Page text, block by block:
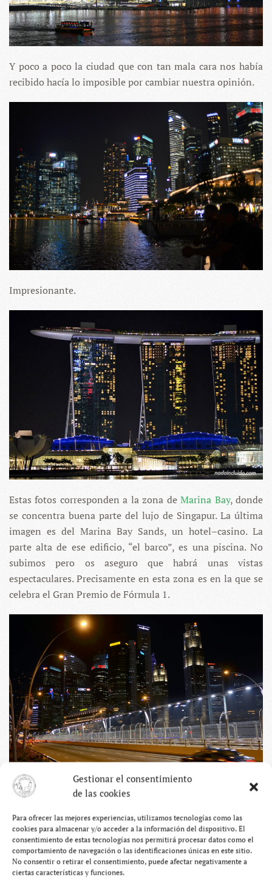
Gestionar el consentimiento
de las cookies
Para ofrecer las mejores experiencias, utilizamos tecnologías como las
cookies para almacenar y/o acceder a la información del dispositivo. El
consentimiento de estas tecnologías nos permitirá procesar datos como el
comportamiento de navegación o las identificaciones únicas en este sitio.
No consentir o retirar el consentimiento, puede afectar negativamente a
ciertas características y funciones.
Y poco a poco la ciudad que con tan mala cara nos había
recibido hacía lo imposible por cambiar nuestra opinión.
Impresionante.
Estas fotos corresponden a la zona deMarina Bay, donde
se concentra buena parte del lujo de Singapur. La última
imagen es del Marina Bay Sands, un hotel–casino. La
parte alta de ese edificio, “el barco”, es una piscina. No
subimos pero os aseguro que habrá unas vistas
espectaculares. Precisamente en esta zona es en la que se
celebra el Gran Premio de Fórmula 1.
Merlion, un león con cuerpo de pez.